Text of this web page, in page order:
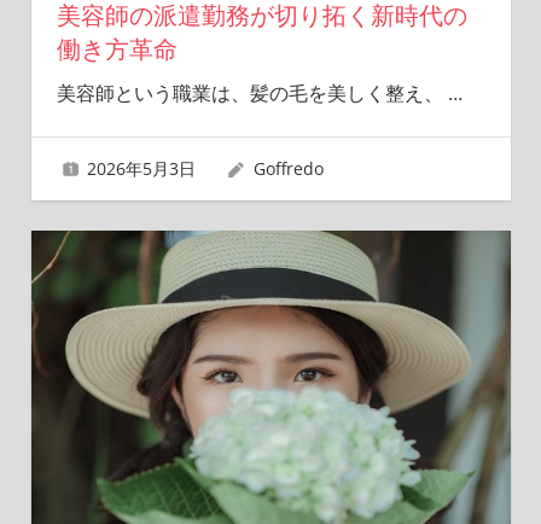
美容師の派遣勤務が切り拓く新時代の
働き方革命
美容師という職業は、髪の毛を美しく整え、 …
2026年5月3日 Goffredo